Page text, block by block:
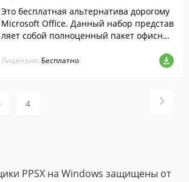
Это бесплатная альтернатива дорогому
Microsoft Office. Данный набор представ
ляет собой полноценный пакет офисных
Лицензия: Бесплатно
4
PPSX на Windows защищены от